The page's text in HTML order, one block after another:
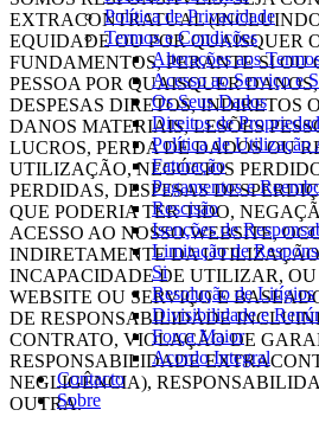
Política de Privacidade
Termos e Condições
Alterações aos
Acesso ao Serviço e
Os Seus Dados
Direitos de
Política de Utilização
Faturação
Pagamentos e
Rescisão
Isenções de
Limitação de
Si
Resolução de Litígios
Divisibilidade e
Força Maior
Acordo Integral
Contacto
Sobre
EXTRACONTRATUAL
EQUIDADE OU POR QUAISQUER
FUNDAMENTOS, PERANTE SI OU
PESSOA POR QUAISQUER
DESPESAS DIRETOS, INDIRETOS
DANOS MATERIAIS, LESÕES
LUCROS, PERDA DE DADOS OU
UTILIZAÇÃO, NEGÓCIOS
PERDIDAS, DESPESAS
QUE PODERIA TER TIDO,
ACESSO AO NOSSO WEBSITE,
INDIRETAMENTE DA
INCAPACIDADE DE UTILIZAR,
WEBSITE OU SERVIÇO E
DE RESPONSABILIDADE
CONTRATO, VIOLAÇÃO DE
RESPONSABILIDADE
NEGLIGÊNCIA),
OUTRA.